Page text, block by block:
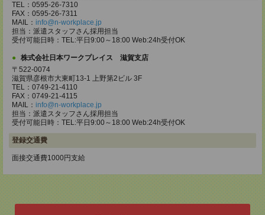
TEL：0595-26-7310
FAX：0595-26-7311
MAIL： info@n-workplace.jp
担当：派遣スタッフさん採用担当
受付可能日時：TEL:平日9:00～18:00 Web:24h受付OK
株式会社日本ワークプレイス 滋賀支店
〒522-0074
滋賀県彦根市大東町13-1 上野第2ビル 3F
TEL：0749-21-4110
FAX：0749-21-4115
MAIL： info@n-workplace.jp
担当：派遣スタッフさん採用担当
受付可能日時：TEL:平日9:00～18:00 Web:24h受付OK
登録交通費
面接交通費1000円支給